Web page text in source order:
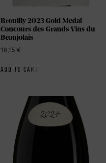
Brouilly 2023 Gold Medal
Concours des Grands Vins du
Beaujolais
16,15 €
ADD TO CART